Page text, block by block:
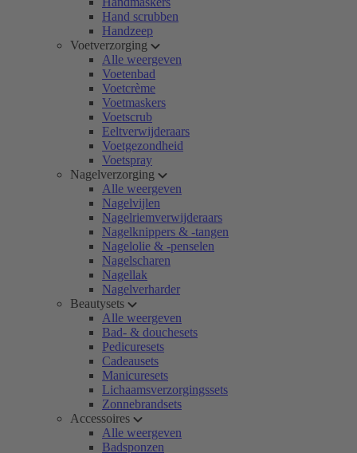
Hand scrubben
Handzeep
Voetverzorging
Alle weergeven
Voetenbad
Voetcrème
Voetmaskers
Voetscrub
Eeltverwijderaars
Voetgezondheid
Voetspray
Nagelverzorging
Alle weergeven
Nagelvijlen
Nagelriemverwijderaars
Nagelknippers & -tangen
Nagelolie & -penselen
Nagelscharen
Nagellak
Nagelverharder
Beautysets
Alle weergeven
Bad- & douchesets
Pedicuresets
Cadeausets
Manicuresets
Lichaamsverzorgingssets
Zonnebrandsets
Accessoires
Alle weergeven
Badsponzen